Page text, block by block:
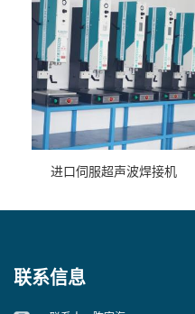
进口伺服超声波焊接机
联系信息